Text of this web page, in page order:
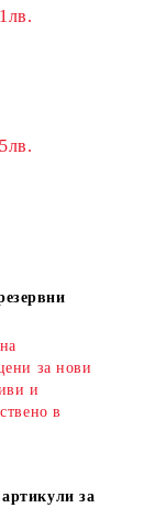
за нови
и
в
за